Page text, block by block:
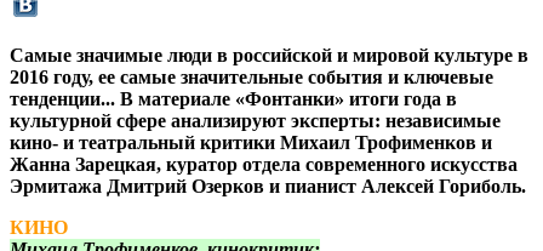
Самые значимые люди в российской и мировой культуре в
2016 году, ее самые значительные события и ключевые
тенденции... В материале «Фонтанки» итоги года в
культурной сфере анализируют эксперты: независимые
кино- и театральный критики Михаил Трофименков и
Жанна Зарецкая, куратор отдела современного искусства
Эрмитажа Дмитрий Озерков и пианист Алексей Гориболь.
КИНО